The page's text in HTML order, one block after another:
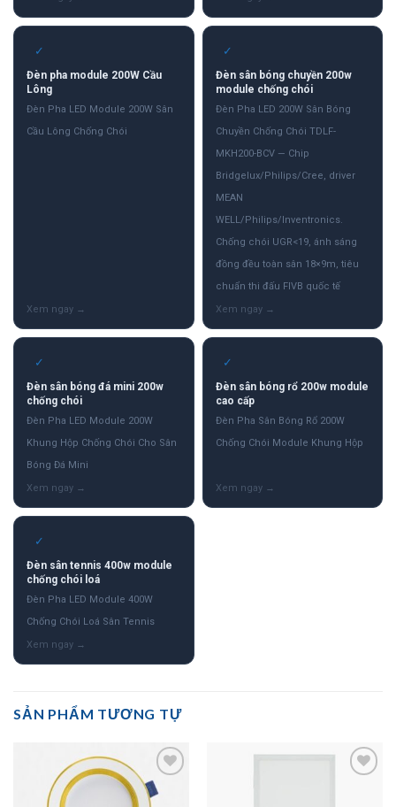
✓
Đèn pha module 200W Cầu
Lông
Đèn Pha LED Module 200W Sân
Cầu Lông Chống Chói
✓
Đèn sân bóng chuyền 200w
module chống chói
Đèn Pha LED 200W Sân Bóng
Chuyền Chống Chói TDLF-
MKH200-BCV — Chip
Bridgelux/Philips/Cree, driver
MEAN
WELL/Philips/Inventronics.
Chống chói UGR<19, ánh sáng
đồng đều toàn sân 18×9m, tiêu
chuẩn thi đấu FIVB quốc tế
✓
Đèn sân bóng đá mini 200w
chống chói
Đèn Pha LED Module 200W
Khung Hộp Chống Chói Cho Sân
Bóng Đá Mini
✓
Đèn sân bóng rổ 200w module
cao cấp
Đèn Pha Sân Bóng Rổ 200W
Chống Chói Module Khung Hộp
✓
Đèn sân tennis 400w module
chống chói loá
Đèn Pha LED Module 400W
Chống Chói Loá Sân Tennis
SẢN PHẨM TƯƠNG TỰ
Add to
wishlist